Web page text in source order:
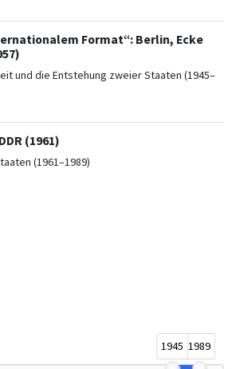
Format“: Berlin, Ecke
und die Entstehung zweier Staaten (1945–
(1961)
(1961–1989)
1945 1989